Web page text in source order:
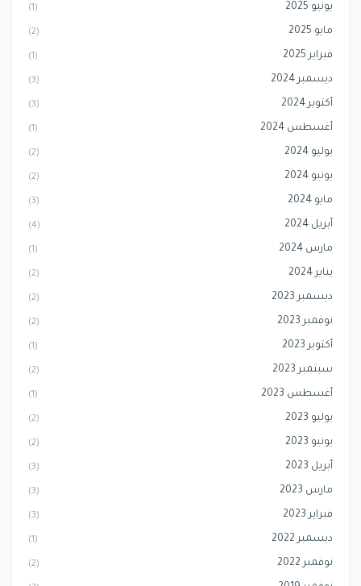
يونيو 2025 (1)
مايو 2025 (2)
فبراير 2025 (1)
ديسمبر 2024 (3)
أكتوبر 2024 (3)
أغسطس 2024 (1)
يوليو 2024 (2)
يونيو 2024 (2)
مايو 2024 (3)
أبريل 2024 (4)
مارس 2024 (1)
يناير 2024 (2)
ديسمبر 2023 (2)
نوفمبر 2023 (2)
أكتوبر 2023 (1)
سبتمبر 2023 (2)
أغسطس 2023 (1)
يوليو 2023 (2)
يونيو 2023 (2)
أبريل 2023 (3)
مارس 2023 (3)
فبراير 2023 (3)
ديسمبر 2022 (1)
نوفمبر 2022 (2)